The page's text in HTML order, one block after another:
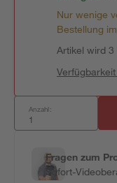
Nur wenige
Bestellung
Artikel wird
Anzahl:
Fragen zum
Sofort-